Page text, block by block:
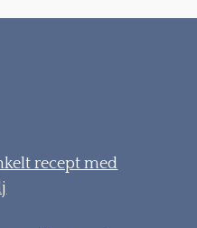
recept med